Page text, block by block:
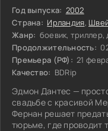
Год выпуска: 2002
Страна: Ирландия,
Жанр: боевик,
Продолжительность:
Премьера (РФ): 21
Качество: BDRip
Эдмон Дантес —
свадьбе с красивой
Фернан решает
тюрьме, где проводит